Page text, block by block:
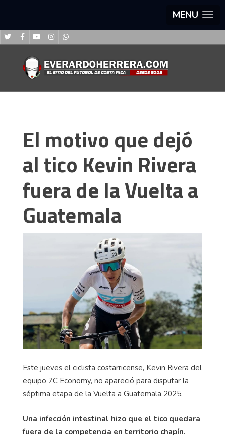
MENU
El motivo que dejó
al tico Kevin Rivera
fuera de la Vuelta a
Guatemala
Este jueves el ciclista costarricense, Kevin Rivera del
equipo 7C Economy, no apareció para disputar la
séptima etapa de la Vuelta a Guatemala 2025.
Una infección intestinal hizo que el tico quedara
fuera de la competencia en territorio chapín.